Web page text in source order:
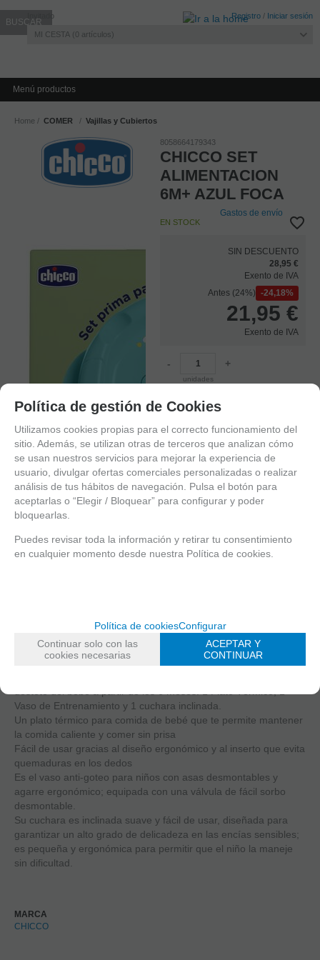
Invitado Registro / Iniciar sesión
MI CESTA 0 artículos
Menú productos
Home COMER Vajillas y Cubiertos
8058664179343
CHICCO SET
ALIMENTACION
6M+ AZUL FOCA
EN STOCK
Gastos de envío
SIN DESCUENTO
28,95 €
Exento de IVA
Antes (24%)
24,18%
21,95 €
Exento de IVA
-
unidades
+
AÑADIR A CESTA
Vaso de Entrenamiento y 1 cuchara inclinada.
Un plato térmico para comida de bebé que te permite mantener
la comida caliente y comer sin prisa
Fácil de usar gracias al diseño ergonómico y al inserto que evita
quemaduras en los dedos
Es el vaso anti-goteo para niños con asas desmontables y
agarre ergonómico; equipada con una válvula de fácil sorbo
desmontable.
Su cuchara es inclinada suave y fácil de usar, diseñada para
garantizar un alto grado de delicadeza en las encías sensibles;
es pequeña y ergonómica para permitir que el niño la maneje
sin dificultad.
MARCA
CHICCO
Política de gestión de Cookies
Utilizamos cookies propias para el correcto funcionamiento del
sitio. Además, se utilizan otras de terceros que analizan cómo
se usan nuestros servicios para mejorar la experiencia de
usuario, divulgar ofertas comerciales personalizadas o realizar
análisis de tus hábitos de navegación. Pulsa el botón para
aceptarlas o “Elegir / Bloquear” para configurar y poder
bloquearlas.
Puedes revisar toda la información y retirar tu consentimiento
en cualquier momento desde nuestra Política de cookies.
Política de cookiesConfigurar
Continuar solo con las
cookies necesarias
ACEPTAR Y
CONTINUAR